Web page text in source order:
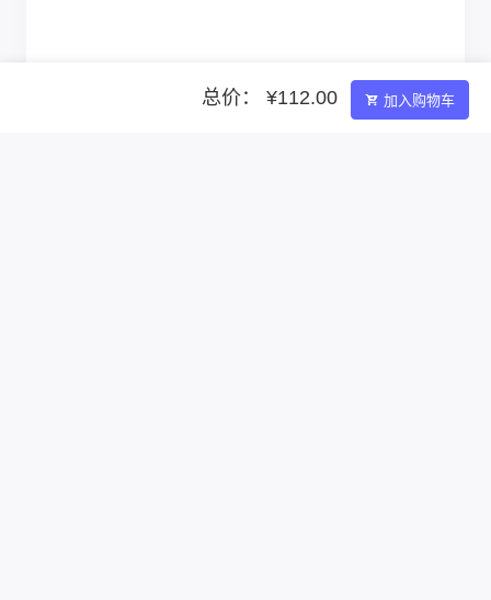
总价： ¥112.00 加入购物车